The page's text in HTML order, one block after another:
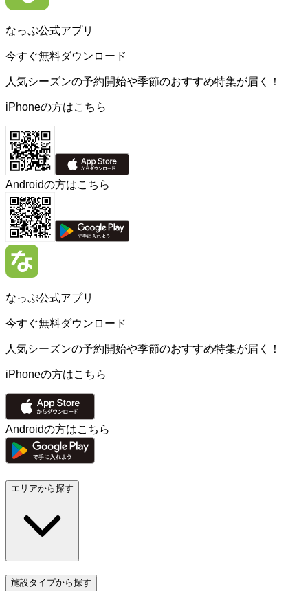
なっぷ公式アプリ
今すぐ無料ダウンロード
人気シーズンの予約開始や季節のおすすめ特集が届く！
iPhoneの方はこちら
Androidの方はこちら
なっぷ公式アプリ
今すぐ無料ダウンロード
人気シーズンの予約開始や季節のおすすめ特集が届く！
iPhoneの方はこちら
Androidの方はこちら
エリアから探す
施設タイプから探す